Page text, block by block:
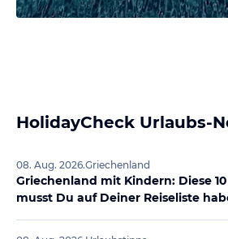
HolidayCheck Urlaubs-
08. Aug. 2026.Griechenland
Griechenland mit Kindern: Diese
musst Du auf Deiner Reiseliste